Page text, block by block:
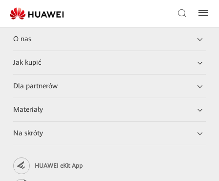
O nas
Jak kupić
Dla partnerów
Materiały
Na skróty
HUAWEI eKit App